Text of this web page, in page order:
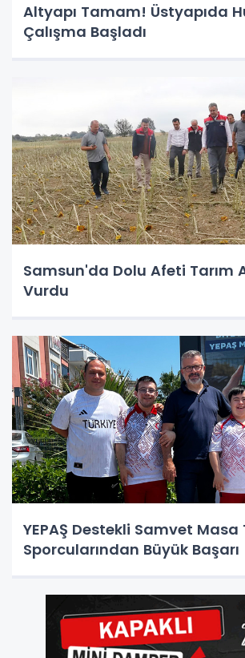
Altyapı Tamam! Üstyapıda
Çalışma Başladı
Samsun'da Dolu Afeti Tarım
Vurdu
YEPAŞ Destekli Samvet Masa
Sporcularından Büyük Başarı